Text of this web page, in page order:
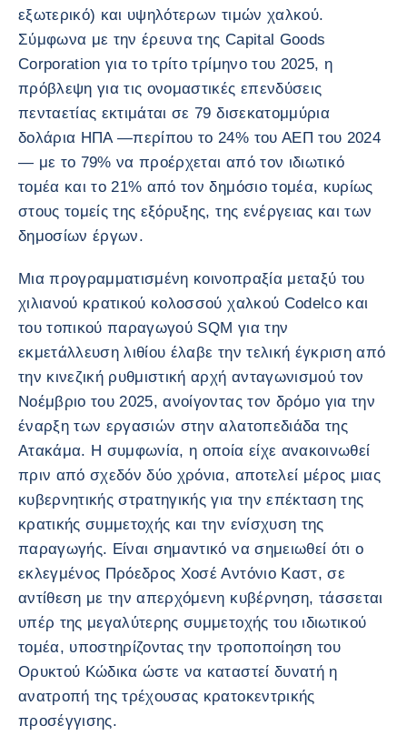
εξωτερικό) και υψηλότερων τιμών χαλκού.
Σύμφωνα με την έρευνα της Capital Goods
Corporation για το τρίτο τρίμηνο του 2025, η
πρόβλεψη για τις ονομαστικές επενδύσεις
πενταετίας εκτιμάται σε 79 δισεκατομμύρια
δολάρια ΗΠΑ —περίπου το 24% του ΑΕΠ του 2024
— με το 79% να προέρχεται από τον ιδιωτικό
τομέα και το 21% από τον δημόσιο τομέα, κυρίως
στους τομείς της εξόρυξης, της ενέργειας και των
δημοσίων έργων.
Μια προγραμματισμένη κοινοπραξία μεταξύ του
χιλιανού κρατικού κολοσσού χαλκού Codelco και
του τοπικού παραγωγού SQM για την
εκμετάλλευση λιθίου έλαβε την τελική έγκριση από
την κινεζική ρυθμιστική αρχή ανταγωνισμού τον
Νοέμβριο του 2025, ανοίγοντας τον δρόμο για την
έναρξη των εργασιών στην αλατοπεδιάδα της
Ατακάμα. Η συμφωνία, η οποία είχε ανακοινωθεί
πριν από σχεδόν δύο χρόνια, αποτελεί μέρος μιας
κυβερνητικής στρατηγικής για την επέκταση της
κρατικής συμμετοχής και την ενίσχυση της
παραγωγής. Είναι σημαντικό να σημειωθεί ότι ο
εκλεγμένος Πρόεδρος Χοσέ Αντόνιο Καστ, σε
αντίθεση με την απερχόμενη κυβέρνηση, τάσσεται
υπέρ της μεγαλύτερης συμμετοχής του ιδιωτικού
τομέα, υποστηρίζοντας την τροποποίηση του
Ορυκτού Κώδικα ώστε να καταστεί δυνατή η
ανατροπή της τρέχουσας κρατοκεντρικής
προσέγγισης.